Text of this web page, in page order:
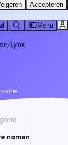
Menu
/Lynx
snel.
namen
Accepteren